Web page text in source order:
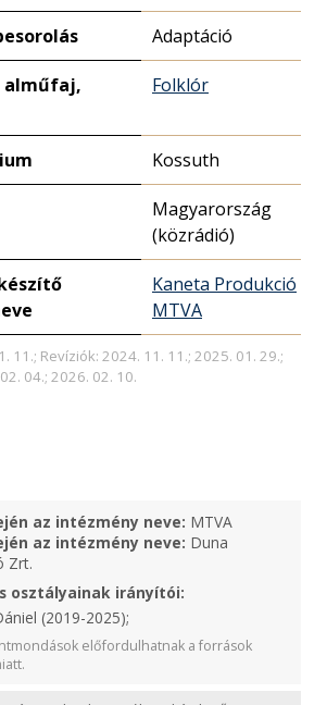
Adaptáció
alműfaj,
Folklór
Kossuth
Magyarország
(közrádió)
Kaneta Produkció
MTVA
11.; Revíziók: 2024. 11. 11.; 2025. 01. 29.;
04.; 2026. 02. 10.
az intézmény neve: MTVA
az intézmény neve: Duna
Zrt.
osztályainak irányítói:
(2019-2025);
előfordulhatnak a források